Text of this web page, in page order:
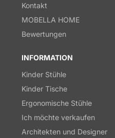
Kontakt
MOBELLA HOME
Bewertungen
INFORMATION
Kinder Stühle
Kinder Tische
Ergonomische Stühle
Ich möchte verkaufen
Architekten und Designer